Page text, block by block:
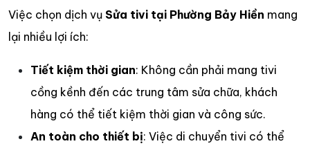
Việc chọn dịch vụ Sửa tivi tại Phường Bảy Hiền mang
lại nhiều lợi ích:
Tiết kiệm thời gian: Không cần phải mang tivi
cồng kềnh đến các trung tâm sửa chữa, khách
hàng có thể tiết kiệm thời gian và công sức.
An toàn cho thiết bị: Việc di chuyển tivi có thể